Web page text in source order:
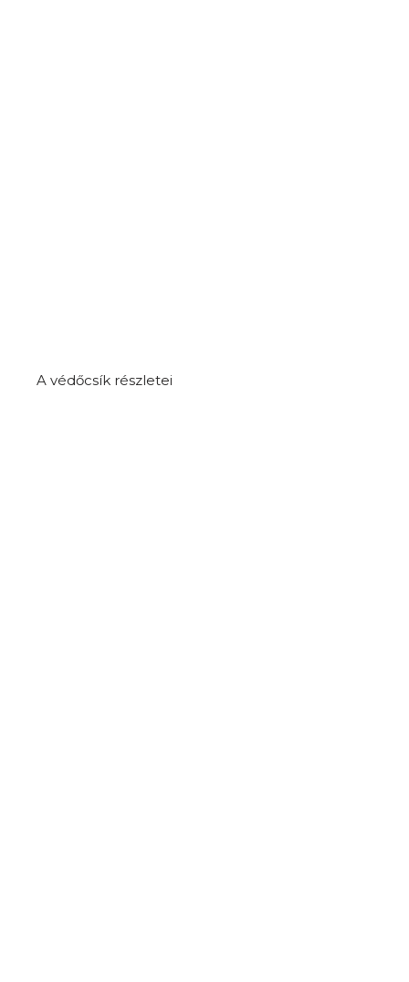
A védőcsík részletei